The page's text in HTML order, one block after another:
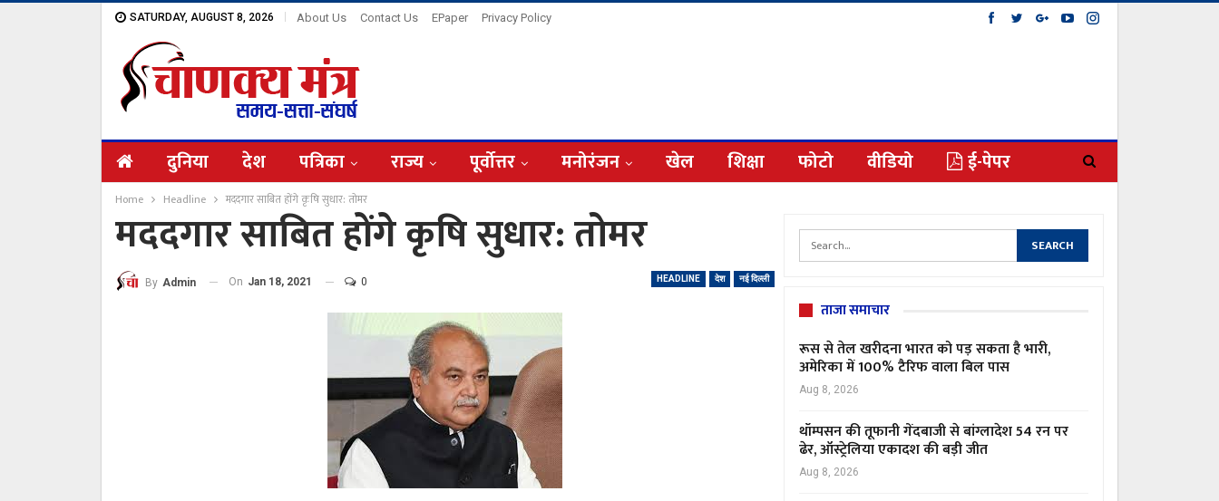
SATURDAY, AUGUST 8, 2026 About Us Contact Us EPaper Privacy Policy
दुनिया देश पत्रिका राज्य पूर्वोत्तर मनोरंजन खेल शिक्षा फोटो वीडियो ई-पेपर
Home Headline मददगार साबित होंगे कृषि सुधार: तोमर
मददगार साबित होंगे कृषि सुधार: तोमर
HEADLINE देश नई दिल्ली
By Admin On Jan 18, 2021 0
ताजा समाचार
रूस से तेल खरीदना भारत को पड़ सकता है भारी,
अमेरिका में 100% टैरिफ वाला बिल पास
Aug 8, 2026
थॉम्पसन की तूफानी गेंदबाजी से बांग्लादेश 54 रन पर
ढेर, ऑस्ट्रेलिया एकादश की बड़ी जीत
Aug 8, 2026